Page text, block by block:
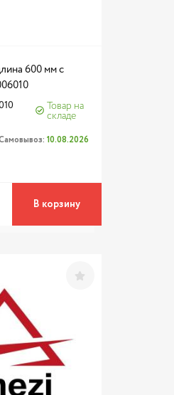
600 мм с
Товар на
складе
10.08.2026
В корзину